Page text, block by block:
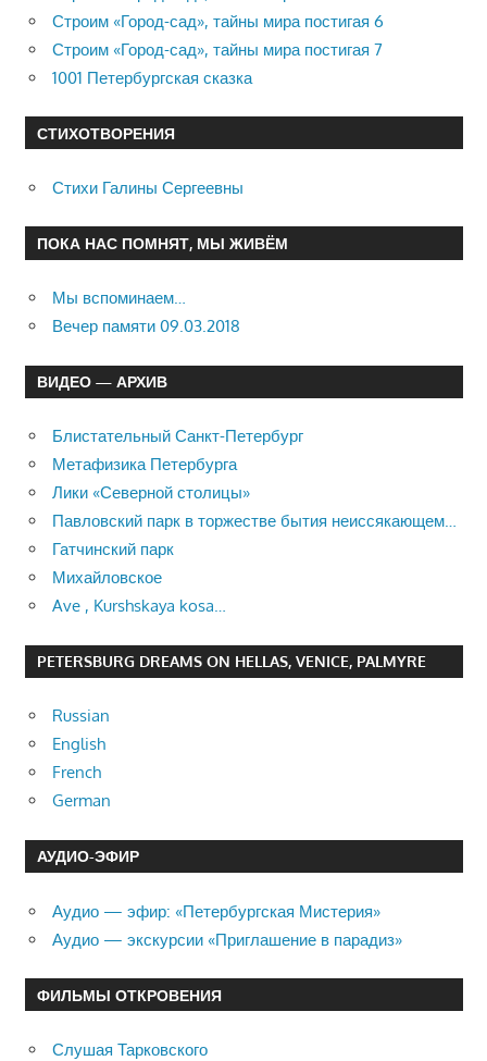
Строим «Город-сад», тайны мира постигая 6
Строим «Город-сад», тайны мира постигая 7
1001 Петербургская сказка
СТИХОТВОРЕНИЯ
Стихи Галины Сергеевны
ПОКА НАС ПОМНЯТ, МЫ ЖИВЁМ
Мы вспоминаем…
Вечер памяти 09.03.2018
ВИДЕО — АРХИВ
Блистательный Санкт-Петербург
Метафизика Петербурга
Лики «Северной столицы»
Павловский парк в торжестве бытия неиссякающем…
Гатчинский парк
Михайловское
Ave , Kurshskaya kosa…
PETERSBURG DREAMS ON HELLAS, VENICE, PALMYRE
Russian
English
French
German
АУДИО-ЭФИР
Аудио — эфир: «Петербургская Мистерия»
Аудио — экскурсии «Приглашение в парадиз»
ФИЛЬМЫ ОТКРОВЕНИЯ
Слушая Тарковского